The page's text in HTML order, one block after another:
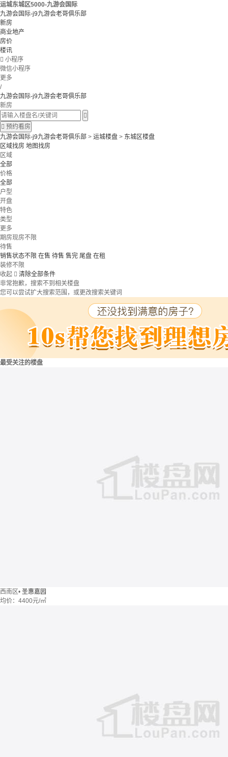
运城东城区5000-九游会国际
九游会国际-j9九游会老哥俱乐部
新房
商业地产
房价
楼讯
 小程序
微信小程序
更多
/
九游会国际-j9九游会老哥俱乐部
新房

 预约看房
九游会国际-j9九游会老哥俱乐部 > 运城楼盘 > 东城区楼盘
区域找房 地图找房
区域
全部
价格
全部
户型
开盘
特色
类型
更多
期房现房不限
待售
销售状态不限 在售 待售 售完 尾盘 在租
装修不限
收起  清除全部条件
非常抱歉，搜索不到相关楼盘
您可以尝试扩大搜索范围，或更改搜索关键词
最受关注的楼盘
西南区• 圣惠嘉园
均价： 4400元/㎡